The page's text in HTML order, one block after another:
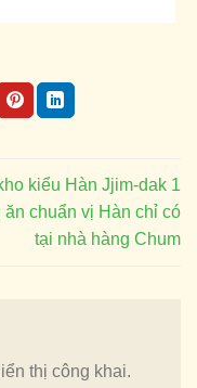
kiểu Hàn Jjim-dak 1
ăn chuẩn vị Hàn chỉ có
tại nhà hàng Chum
thị công khai.